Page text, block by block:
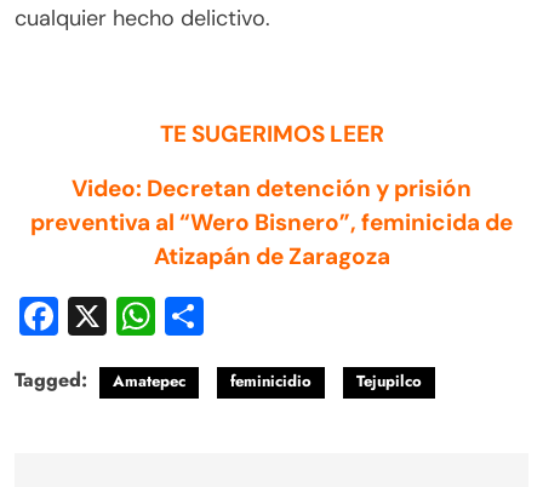
cualquier hecho delictivo.
TE SUGERIMOS LEER
Video: Decretan detención y prisión
preventiva al “Wero Bisnero”, feminicida de
Atizapán de Zaragoza
Facebook
X WhatsApp
Tagged: Amatepec feminicidio Tejupilco